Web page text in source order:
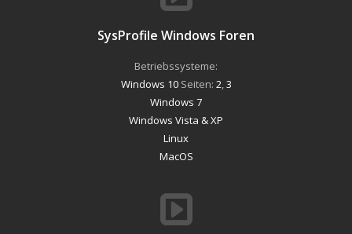
SysProfile Windows Foren
Betriebssysteme:
Windows 10Seiten: 2,3
Windows 7
Windows Vista & XP
Linux
MacOS